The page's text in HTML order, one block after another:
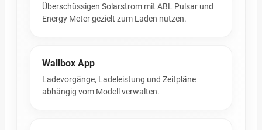
Überschüssigen Solarstrom mit ABL Pulsar und
Energy Meter gezielt zum Laden nutzen.
Wallbox App
Ladevorgänge, Ladeleistung und Zeitpläne
abhängig vom Modell verwalten.